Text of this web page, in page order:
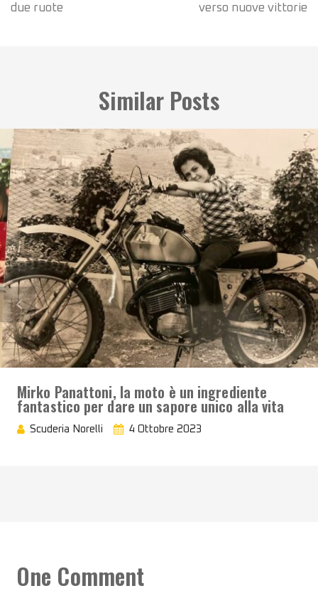
due ruote
verso nuove vittorie
Similar Posts
Mirko Panattoni, la moto è un ingrediente
fantastico per dare un sapore unico alla vita
Scuderia Norelli 4 Ottobre 2023
One Comment